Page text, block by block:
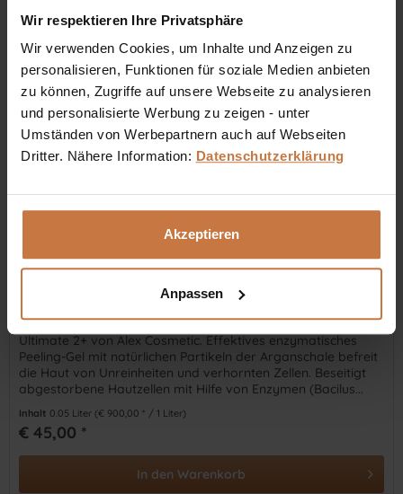
Wir respektieren Ihre Privatsphäre
Wir verwenden Cookies, um Inhalte und Anzeigen zu
personalisieren, Funktionen für soziale Medien anbieten
zu können, Zugriffe auf unsere Webseite zu analysieren
und personalisierte Werbung zu zeigen - unter
Umständen von Werbepartnern auch auf Webseiten
Dritter. Nähere Information: Datenschutzerklärung
Akzeptieren
Anpassen
In den Warenkorb
Auf die Wunschliste
Ultimate 2+ von Alex Cosmetic. Effektives enzymatisches
Peeling-Gel mit natürlichen Partikeln der Arganschale befreit
die Haut von Unreinheiten und verhornten Zellen. Beseitigt
abgestorbene Hautzellen mit Hilfe von Enzymen (Bacilus...
Inhalt 0.05 Liter (€ 900,00 * / 1 Liter)
€ 45,00 *
In den Warenkorb